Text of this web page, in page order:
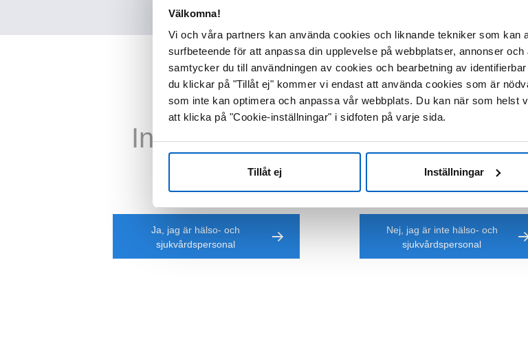
Välkomna!
Vi och våra partners kan använda cookies och liknande tekniker som kan
surfbeteende för att anpassa din upplevelse på webbplatser, annonser
samtycker du till användningen av cookies och bearbetning av
du klickar på "Tillåt ej" kommer vi endast att använda cookies som är
som inte kan optimera och anpassa vår webbplats. Du kan när som helst
att klicka på "Cookie-inställningar" i sidfoten på varje sida.
Tillåt ej Inställningar
Informationen på denna
hälso- och
Ja, jag är hälso- och
sjukvårdspersonal
Nej, jag är inte hälso- och
sjukvårdspersonal